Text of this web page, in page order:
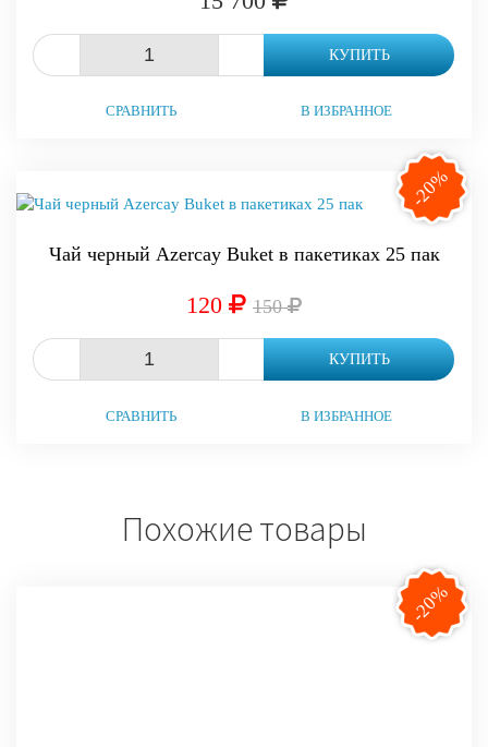
КУПИТЬ
СРАВНИТЬ В ИЗБРАННОЕ
-20%
Чай черный Azercay Buket в пакетиках 25 пак
120 150
КУПИТЬ
СРАВНИТЬ В ИЗБРАННОЕ
Похожие товары
-20%